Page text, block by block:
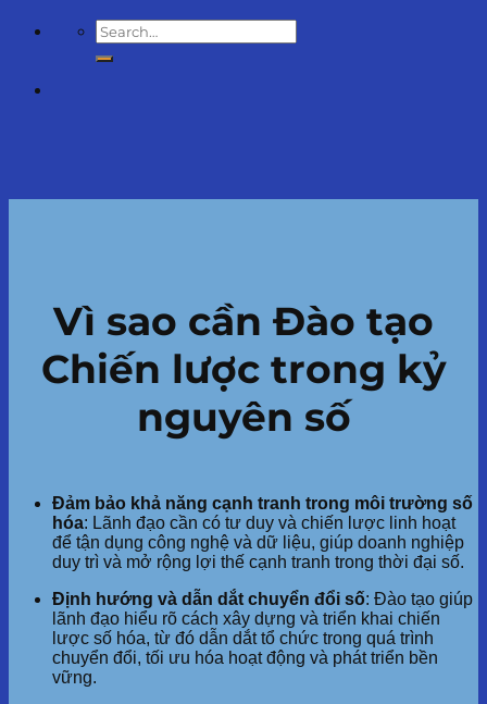
Vì sao cần Đào tạo
Chiến lược trong kỷ
nguyên số
Đảm bảo khả năng cạnh tranh trong môi trường số
hóa: Lãnh đạo cần có tư duy và chiến lược linh hoạt
để tận dụng công nghệ và dữ liệu, giúp doanh nghiệp
duy trì và mở rộng lợi thế cạnh tranh trong thời đại số.
Định hướng và dẫn dắt chuyển đổi số: Đào tạo giúp
lãnh đạo hiểu rõ cách xây dựng và triển khai chiến
lược số hóa, từ đó dẫn dắt tổ chức trong quá trình
chuyển đổi, tối ưu hóa hoạt động và phát triển bền
vững.